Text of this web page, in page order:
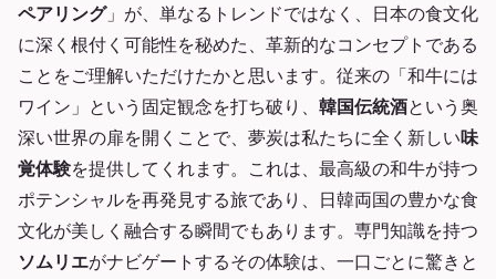
ペアリング」が、単なるトレンドではなく、日本の食文化
に深く根付く可能性を秘めた、革新的なコンセプトである
ことをご理解いただけたかと思います。従来の「和牛には
ワイン」という固定観念を打ち破り、 韓国伝統酒という奥
深い世界の扉を開くことで、夢炭は私たちに全く新しい味
覚体験を提供してくれます。これは、最高級の和牛が持つ
ポテンシャルを再発見する旅であり、日韓両国の豊かな食
文化が美しく融合する瞬間でもあります。専門知識を持つ
ソムリエがナビゲートするその体験は、一口ごとに驚きと